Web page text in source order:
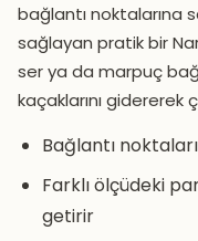
bağlantı noktalarına
sağlayan pratik bir
ser ya da marpuç
kaçaklarını gidererek
Bağlantı
Farklı ölçüdeki
getirir